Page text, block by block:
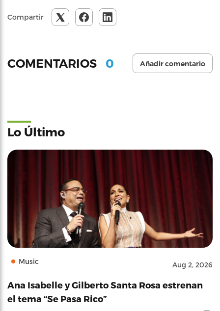
Compartir
COMENTARIOS 0 Añadir comentario
Lo Último
Music Aug 2, 2026
Ana Isabelle y Gilberto Santa Rosa estrenan
el tema “Se Pasa Rico”